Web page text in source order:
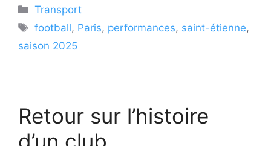
Catégories
Transport
Étiquettes
football, Paris, performances, saint-étienne,
saison 2025
Retour sur l’histoire